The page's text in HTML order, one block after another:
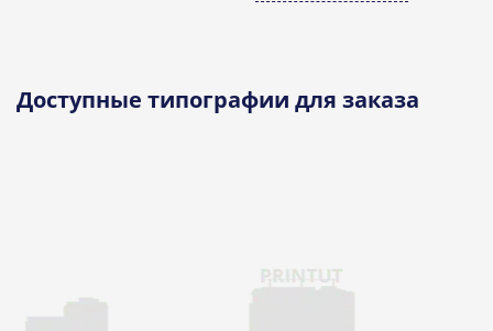
Доступные типографии для заказа